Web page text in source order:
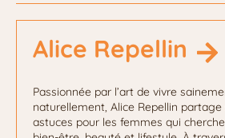
Alice Repellin
Passionnée par l’art de vivre
naturellement, Alice Repellin
astuces pour les femmes qui